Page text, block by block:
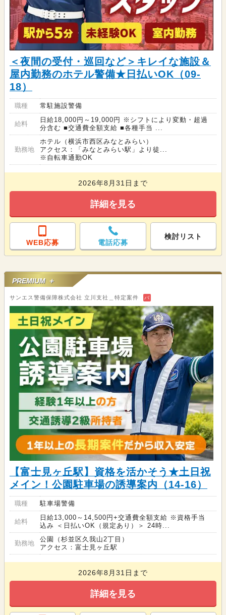
＜夜間の受付・巡回など＞キレイな施設＆
屋内勤務のホテル警備★日払いOK（09-
18）
職種 常駐施設警備
給料
日給18,000円～19,000円 ※シフトにより変動・超過
分含む ■交通費全額支給 ■各種手当 ...
勤務地
ホテル（横浜市西区みなとみらい）
アクセス：「みなとみらい駅」より徒...
※自転車通勤OK
2026年8月31日まで
詳細を見る
WEB応募 電話応募
検討リスト
PREMIUM ＋
サンエス警備保障株式会社 立川支社＿特定案件 バ
【富士見ヶ丘駅】資格を活かそう★土日祝
メイン！公園駐車場の誘導案内（14-16）
職種 駐車場警備
給料
日給13,000～14,500円+交通費全額支給 ※資格手当
込み ＜日払いOK（規定あり）＞ 24時...
勤務地
公園（杉並区久我山2丁目）
アクセス：富士見ヶ丘駅
2026年8月31日まで
詳細を見る